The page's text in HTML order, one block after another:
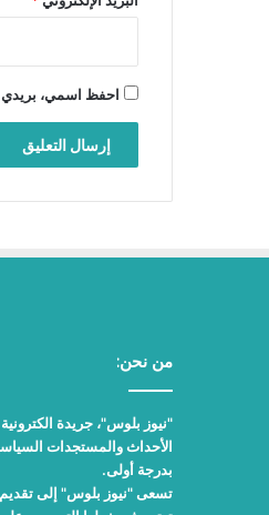
احفظ اسمي، بريدي
من نحن:
الأحداث والمستجدات
بدرجة أولى.
تسعى "نيوز بلوس" إلى تقديم